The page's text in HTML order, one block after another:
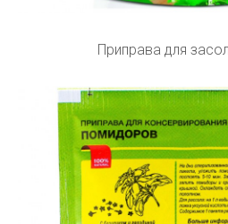
Приправа для